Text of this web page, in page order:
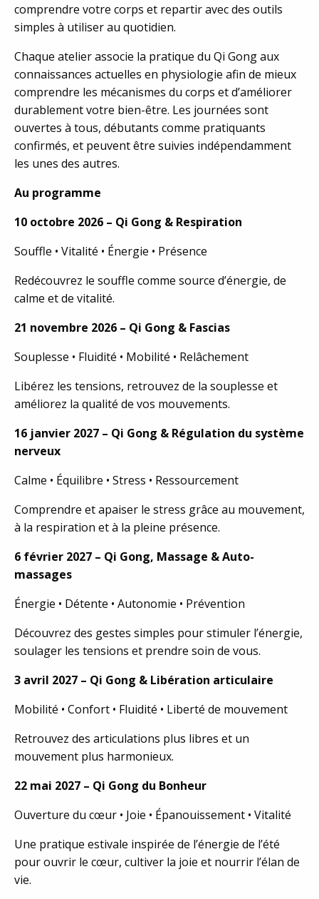
comprendre votre corps et repartir avec des outils
simples à utiliser au quotidien.
Chaque atelier associe la pratique du Qi Gong aux
connaissances actuelles en physiologie afin de mieux
comprendre les mécanismes du corps et d’améliorer
durablement votre bien-être. Les journées sont
ouvertes à tous, débutants comme pratiquants
confirmés, et peuvent être suivies indépendamment
les unes des autres.
Au programme
10 octobre 2026 – Qi Gong & Respiration
Souffle • Vitalité • Énergie • Présence
Redécouvrez le souffle comme source d’énergie, de
calme et de vitalité.
21 novembre 2026 – Qi Gong & Fascias
Souplesse • Fluidité • Mobilité • Relâchement
Libérez les tensions, retrouvez de la souplesse et
améliorez la qualité de vos mouvements.
16 janvier 2027 – Qi Gong & Régulation du système
nerveux
Calme • Équilibre • Stress • Ressourcement
Comprendre et apaiser le stress grâce au mouvement,
à la respiration et à la pleine présence.
6 février 2027 – Qi Gong, Massage & Auto-
massages
Énergie • Détente • Autonomie • Prévention
Découvrez des gestes simples pour stimuler l’énergie,
soulager les tensions et prendre soin de vous.
3 avril 2027 – Qi Gong & Libération articulaire
Mobilité • Confort • Fluidité • Liberté de mouvement
Retrouvez des articulations plus libres et un
mouvement plus harmonieux.
22 mai 2027 – Qi Gong du Bonheur
Ouverture du cœur • Joie • Épanouissement • Vitalité
Une pratique estivale inspirée de l’énergie de l’été
pour ouvrir le cœur, cultiver la joie et nourrir l’élan de
vie.